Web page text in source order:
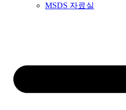
MSDS 자료실